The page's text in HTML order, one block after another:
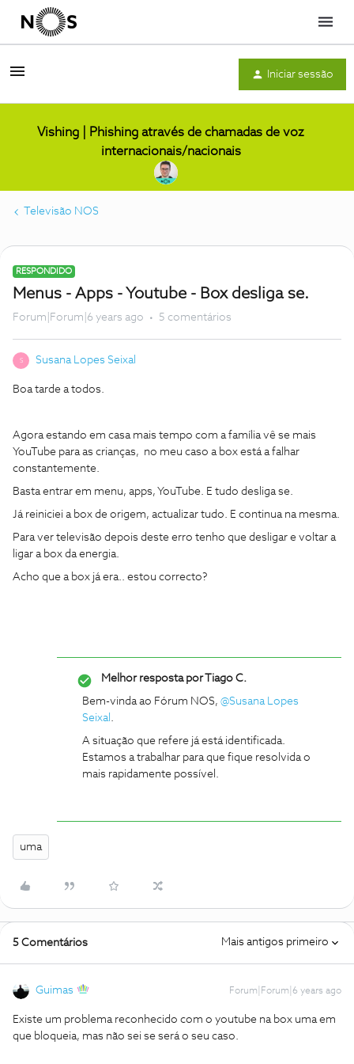
Menu
Iniciar sessão
Vishing | Phishing através de chamadas de voz
internacionais/nacionais
Televisão NOS
RESPONDIDO
Menus - Apps - Youtube - Box desliga se.
Forum|Forum|6 years ago 5 comentários
S Susana Lopes Seixal
Boa tarde a todos.
Agora estando em casa mais tempo com a família vê se mais
YouTube para as crianças, no meu caso a box está a falhar
constantemente.
Basta entrar em menu, apps, YouTube. E tudo desliga se.
Já reiniciei a box de origem, actualizar tudo. E continua na mesma.
Para ver televisão depois deste erro tenho que desligar e voltar a
ligar a box da energia.
Acho que a box já era.. estou correcto?
Melhor resposta porTiago C.
Bem-vinda ao Fórum NOS, @Susana Lopes
Seixal .
A situação que refere já está identificada.
Estamos a trabalhar para que fique resolvida o
mais rapidamente possível.
uma
5 Comentários Mais antigos primeiro
Guimas Forum|Forum|6 years ago
Existe um problema reconhecido com o youtube na box uma em
que bloqueia, mas não sei se será o seu caso.